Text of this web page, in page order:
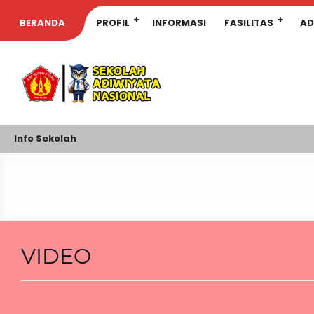
BERANDA PROFIL INFORMASI FASILITAS
Info Sekolah
VIDEO